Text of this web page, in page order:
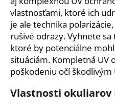
vlastnosťami, ktoré ich
je ale technika
rušivé odrazy.Vyhnete sa
ktoré by potenciálne
situáciám. Kompletná UV
poškodeniu očí škodlivým
Vlastnosti okuliarov
e
SPECTRUM
PINK
WMN
126
Pôvodne:
139